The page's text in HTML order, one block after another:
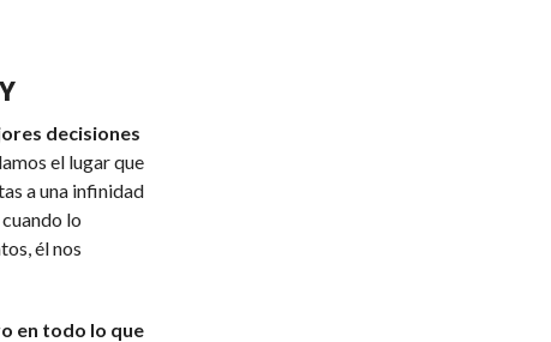
decisiones
el lugar que
a una infinidad
lo
él nos
en todo lo que